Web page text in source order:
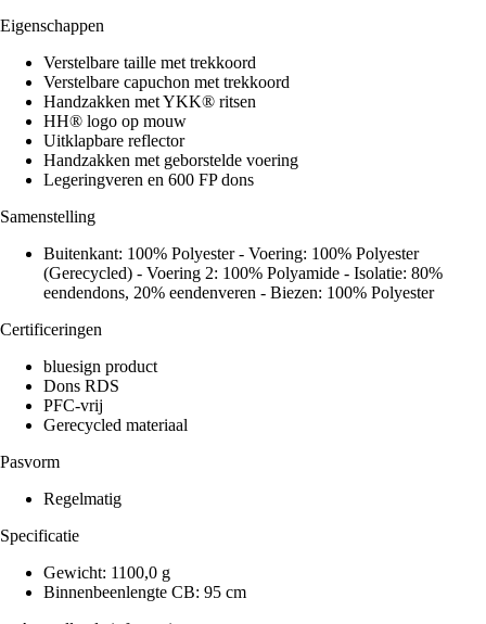
Eigenschappen
Verstelbare taille met trekkoord
Verstelbare capuchon met trekkoord
Handzakken met YKK® ritsen
HH® logo op mouw
Uitklapbare reflector
Handzakken met geborstelde voering
Legeringveren en 600 FP dons
Samenstelling
Buitenkant: 100% Polyester - Voering: 100% Polyester
(Gerecycled) - Voering 2: 100% Polyamide - Isolatie: 80%
eendendons, 20% eendenveren - Biezen: 100% Polyester
Certificeringen
bluesign product
Dons RDS
PFC-vrij
Gerecycled materiaal
Pasvorm
Regelmatig
Specificatie
Gewicht: 1100,0 g
Binnenbeenlengte CB: 95 cm